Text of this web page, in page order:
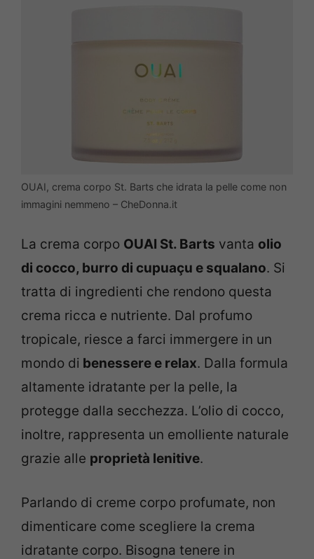
OUAI, crema corpo St. Barts che idrata la pelle come non
immagini nemmeno – CheDonna.it
La crema corpo OUAI St. Barts vanta olio
di cocco, burro di cupuaçu e squalano. Si
tratta di ingredienti che rendono questa
crema ricca e nutriente. Dal profumo
tropicale, riesce a farci immergere in un
mondo di benessere e relax. Dalla formula
altamente idratante per la pelle, la
protegge dalla secchezza. L’olio di cocco,
inoltre, rappresenta un emolliente naturale
grazie alle proprietà lenitive.
Parlando di creme corpo profumate, non
dimenticare come scegliere la crema
idratante corpo. Bisogna tenere in